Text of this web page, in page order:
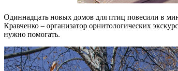
Одиннадцать новых домов для птиц повесили в
Кравченко – организатор орнитологических
нужно помогать.